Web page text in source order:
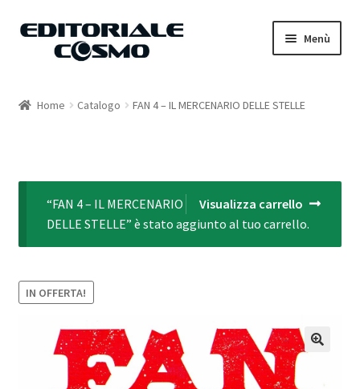
Vai
Vai
Menù
Il mio account
Home Catalogo FAN 4 – IL MERCENARIO DELLE STELLE
Visualizza carrello
“FAN 4 – IL MERCENARIO
DELLE STELLE” è stato aggiunto al tuo carrello.
IN OFFERTA!